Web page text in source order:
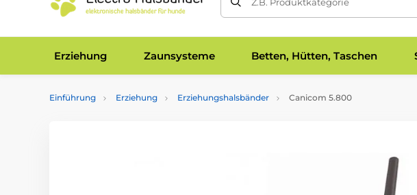
Erziehung Zaunsysteme Betten, Hütten, Taschen
Einführung Erziehung Erziehungshalsbänder Canicom 5.800